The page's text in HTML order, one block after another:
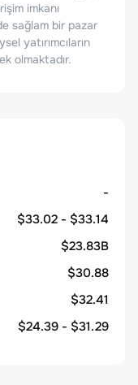
imkanı
sağlam bir pazar
yatırımcıların
olmaktadır.
-
$33.02 - $33.14
$23.83B
$30.88
$32.41
$24.39 - $31.29